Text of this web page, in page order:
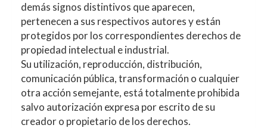
demás signos distintivos que aparecen,
pertenecen a sus respectivos autores y están
protegidos por los correspondientes derechos de
propiedad intelectual e industrial.
Su utilización, reproducción, distribución,
comunicación pública, transformación o cualquier
otra acción semejante, está totalmente prohibida
salvo autorización expresa por escrito de su
creador o propietario de los derechos.